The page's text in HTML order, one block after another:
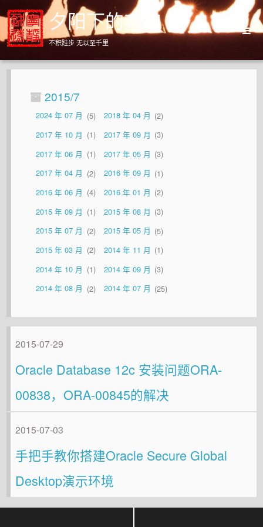
夕阳下的奔跑
不积跬步 无以至千里
Home
About2015/7
2024 年 07 月 5 2018 年 04 月
2
2017 年 10 月
1 2017 年 09 月
3
2017 年 06 月
1 2017 年 05 月
3
2017 年 04 月
2 2016 年 09 月
1
2016 年 06 月
4 2016 年 01 月
2
2015 年 09 月
1 2015 年 08 月
3
2015 年 07 月
2 2015 年 05 月
5
2015 年 03 月
2 2014 年 11 月
1
2014 年 10 月
1 2014 年 09 月
3
2014 年 08 月
2 2014 年 07 月 25
2015-07-29
Oracle Database 12c 安装问题ORA-
00838，ORA-00845的解决
2015-07-03
手把手教你搭建Oracle Secure Global
Desktop演示环境